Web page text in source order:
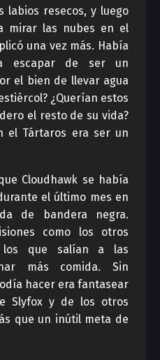
labios resecos, y luego
mirar las nubes en el
una vez más. Había
escapar de ser un
el bien de llevar agua
¿Querían estos
el resto de su vida?
el Tártaros era ser un
Cloudhawk se había
el último mes en
de bandera negra.
como los otros
los que salían a las
más comida. Sin
hacer era fantasear
Slyfox y de los otros
que un inútil meta de